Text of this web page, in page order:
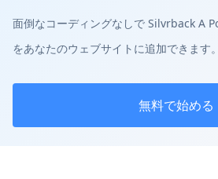
面倒なコーディングなしで Silvrback A
をあなたのウェブサイトに追加できます。
無料で始める